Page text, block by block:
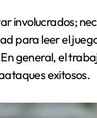
involucrados;
para leer el
general, el
exitosos.